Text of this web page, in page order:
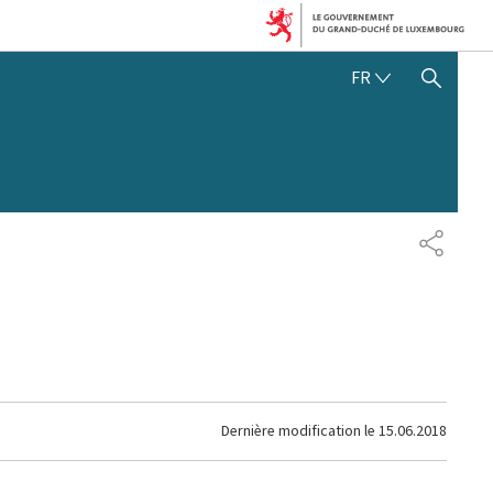
FRFRANÇAIS
AFFICHER / MASQUER
Dernière modification le 15.06.2018